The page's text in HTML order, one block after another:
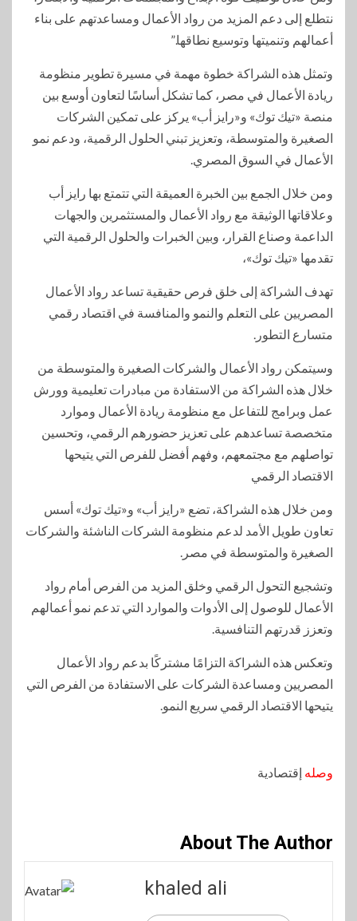
نتطلع إلى دعم المزيد من رواد الأعمال ومساعدتهم على بناء
أعمالهم وتنميتها وتوسيع نطاقها.”
وتمثل هذه الشراكة خطوة مهمة في مسيرة تطوير منظومة
ريادة الأعمال في مصر، كما تشكل أساسًا لتعاون أوسع بين
منصة «تيك توك» و«رايز أب» يركز على تمكين الشركات
الصغيرة والمتوسطة، وتعزيز تبني الحلول الرقمية، ودعم نمو
الأعمال في السوق المصري.
ومن خلال الجمع بين الخبرة العميقة التي تتمتع بها رايز أب
وعلاقاتها الوثيقة مع رواد الأعمال والمستثمرين والجهات
الداعمة وصناع القرار، وبين الخبرات والحلول الرقمية التي
تقدمها «تيك توك»،
تهدف الشراكة إلى خلق فرص حقيقية تساعد رواد الأعمال
المصريين على التعلم والنمو والمنافسة في اقتصاد رقمي
متسارع التطور.
وسيتمكن رواد الأعمال والشركات الصغيرة والمتوسطة من
خلال هذه الشراكة من الاستفادة من مبادرات تعليمية وورش
عمل وبرامج للتفاعل مع منظومة ريادة الأعمال وموارد
متخصصة تساعدهم على تعزيز حضورهم الرقمي، وتحسين
تواصلهم مع مجتمعهم، وفهم أفضل للفرص التي يتيحها
الاقتصاد الرقمي
ومن خلال هذه الشراكة، تضع «رايز أب» و«تيك توك» أسس
تعاون طويل الأمد لدعم منظومة الشركات الناشئة والشركات
الصغيرة والمتوسطة في مصر.
وتشجيع التحول الرقمي وخلق المزيد من الفرص أمام رواد
الأعمال للوصول إلى الأدوات والموارد التي تدعم نمو أعمالهم
وتعزز قدرتهم التنافسية.
وتعكس هذه الشراكة التزامًا مشتركًا بدعم رواد الأعمال
المصريين ومساعدة الشركات على الاستفادة من الفرص التي
يتيحها الاقتصاد الرقمي سريع النمو.
وصله إقتصادية
About The Author
khaled ali